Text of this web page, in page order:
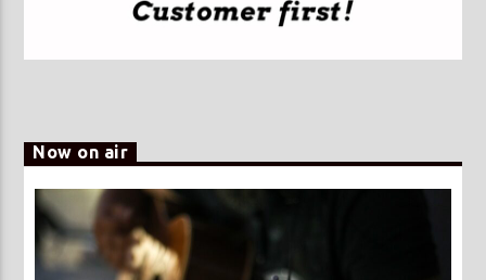
Now on air